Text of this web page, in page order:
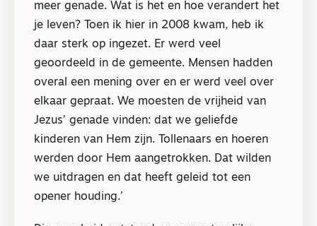
meer genade. Wat is het en hoe verandert het
je leven? Toen ik hier in 2008 kwam, heb ik
daar sterk op ingezet. Er werd veel
geoordeeld in de gemeente. Mensen hadden
overal een mening over en er werd veel over
elkaar gepraat. We moesten de vrijheid van
Jezus’ genade vinden: dat we geliefde
kinderen van Hem zijn. Tollenaars en hoeren
werden door Hem aangetrokken. Dat wilden
we uitdragen en dat heeft geleid tot een
opener houding.’